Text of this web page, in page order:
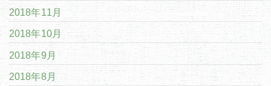
2018年11月
2018年10月
2018年9月
2018年8月